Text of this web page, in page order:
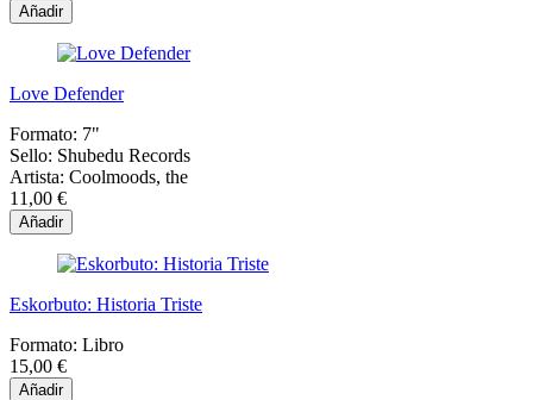
Añadir
Love Defender
Formato: 7"
Sello: Shubedu Records
Artista: Coolmoods, the
11,00 €
Añadir
Eskorbuto: Historia Triste
Formato: Libro
15,00 €
Añadir